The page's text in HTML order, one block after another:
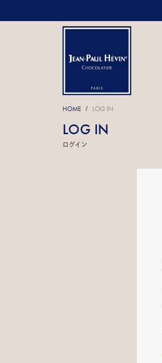
HOME / LOG IN
LOG IN
ログイン